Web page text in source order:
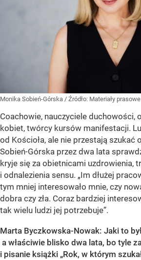
Monika Sobień-Górska / Źródło: Materiały prasowe
Coachowie, nauczyciele duchowości,
kobiet, twórcy kursów manifestacji.
od Kościoła, ale nie przestają szukać
Sobień-Górska przez dwa lata
kryje się za obietnicami uzdrowienia,
i odnalezienia sensu. „Im dłużej
tym mniej interesowało mnie, czy
dobra czy zła. Coraz bardziej
tak wielu ludzi jej potrzebuje”.
Marta Byczkowska-Nowak: Jaki to
a właściwie blisko dwa lata, bo tyle
i pisanie książki „Rok, w którym